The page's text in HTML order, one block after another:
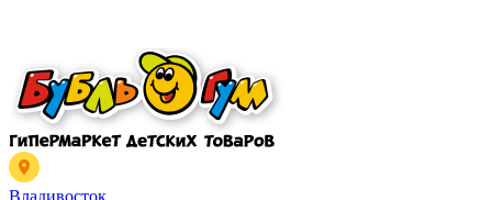
Владивосток